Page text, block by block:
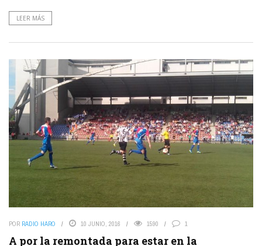
LEER MÁS
POR RADIO HARO 10 JUNIO, 2016 1590 1
A por la remontada para estar en la